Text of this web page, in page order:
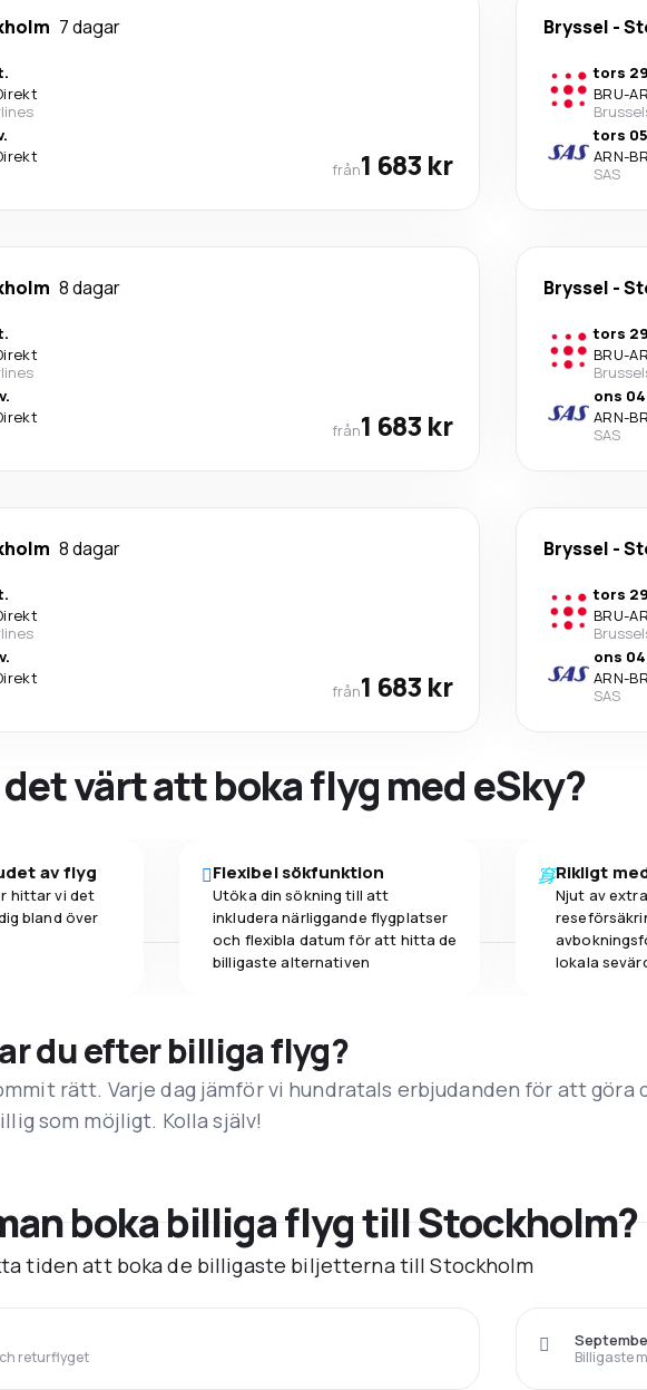
7 dagar
från1 683 kr
Bryssel -
tors
BRU-
tors
ARN-
SAS
8 dagar
från1 683 kr
Bryssel -
tors
BRU-
ons
ARN-
SAS
8 dagar
från1 683 kr
Bryssel -
tors
BRU-
ons
ARN-
SAS
värt att boka flyg med eSky?
av flyg
hittar vi det
bland över
Flexibel sökfunktion
Utöka din sökning till att
inkludera närliggande flygplatser
och flexibla datum för att hitta de
billigaste alternativen
Rikligt
Njut av
lokala
du efter billiga flyg?
rätt. Varje dag jämför vi hundratals erbjudanden för att göra
som möjligt. Kolla själv!
boka billiga flyg till Stockholm?
tiden att boka de billigaste biljetterna till Stockholm
returflyget Billigaste